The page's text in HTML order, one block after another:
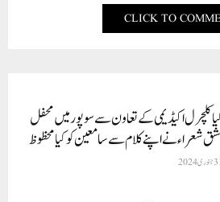
CLICK TO
کلچرل اکیڈیمی کے تعاون سے سوپور میں محفل
شعراء نے اپنے کلام سے سامعین کوکیا محظوظ
2024